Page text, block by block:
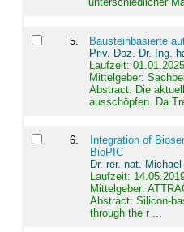
5.
Bausteinbasierte
Priv.-Doz. Dr.-Ing.
Laufzeit:
Mittelgeber:
Abstract: Die
ausschöpfen. Da
6.
Integration of
BioPIC
Dr. rer. nat.
Laufzeit:
Mittelgeber:
Abstract: Silicon-
through the r ...